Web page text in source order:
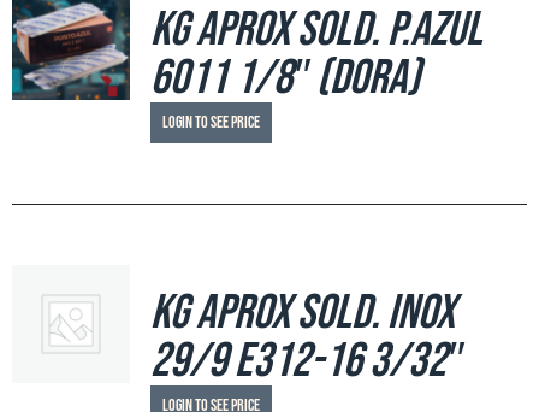
Kg aprox sold. P.Azul
6011 1/8″ (DORA)
Login to see price
Kg aprox sold. Inox
29/9 E312-16 3/32″
Login to see price